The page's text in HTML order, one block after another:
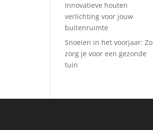
Innovatieve houten
verlichting voor jouw
buitenruimte
Snoeien in het voorjaar: Zo
zorg je voor een gezonde
tuin